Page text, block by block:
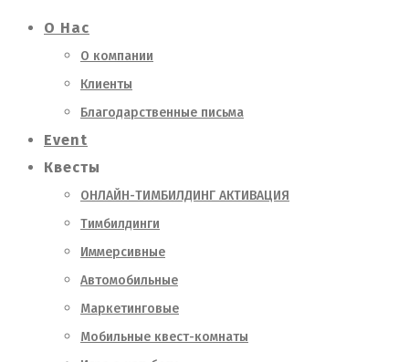
О Нас
О компании
Клиенты
Благодарственные письма
Event
Квесты
ОНЛАЙН-ТИМБИЛДИНГ АКТИВАЦИЯ
Тимбилдинги
Иммерсивные
Автомобильные
Маркетинговые
Мобильные квест-комнаты